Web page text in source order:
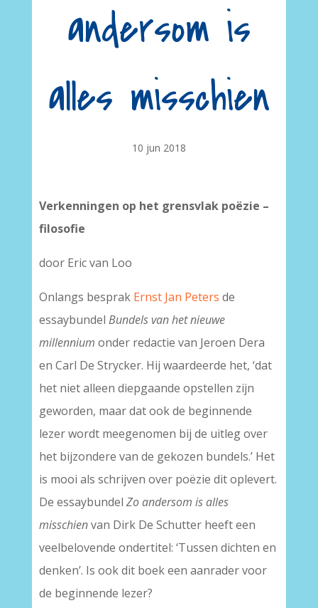
andersom is
alles misschien
10 jun 2018
Verkenningen op het grensvlak poëzie –
filosofie
door Eric van Loo
Onlangs besprak Ernst Jan Peters de
essaybundel Bundels van het nieuwe
millennium onder redactie van Jeroen Dera
en Carl De Strycker. Hij waardeerde het, ‘dat
het niet alleen diepgaande opstellen zijn
geworden, maar dat ook de beginnende
lezer wordt meegenomen bij de uitleg over
het bijzondere van de gekozen bundels.’ Het
is mooi als schrijven over poëzie dit oplevert.
De essaybundel Zo andersom is alles
misschienvan Dirk De Schutter heeft een
veelbelovende ondertitel: ‘Tussen dichten en
denken’. Is ook dit boek een aanrader voor
de beginnende lezer?